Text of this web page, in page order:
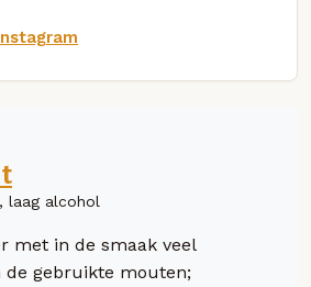
laag alcohol
met in de smaak veel
de gebruikte mouten;